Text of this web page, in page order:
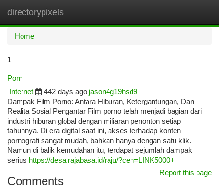
directorypixels
Home
1
Porn
Internet
442 days ago jason4g19hsd9
Dampak Film Porno: Antara Hiburan, Ketergantungan, Dan
Realita Sosial Pengantar Film porno telah menjadi bagian dari
industri hiburan global dengan miliaran penonton setiap
tahunnya. Di era digital saat ini, akses terhadap konten
pornografi sangat mudah, bahkan hanya dengan satu klik.
Namun di balik kemudahan itu, terdapat sejumlah dampak
serius https://desa.rajabasa.id/raju/?cen=LINK5000+
Report this page
Comments